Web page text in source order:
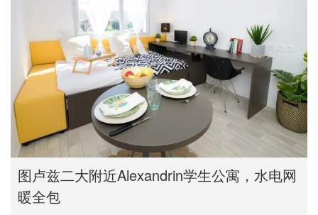
图卢兹二大附近Alexandrin学生公寓，水电网
暖全包